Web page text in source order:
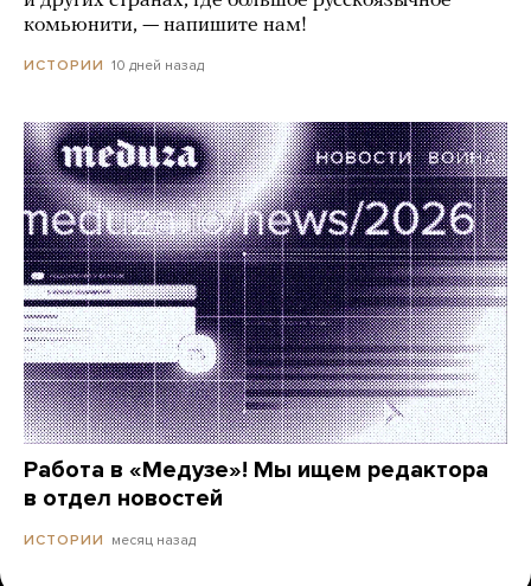
комьюнити, — напишите нам!
ИСТОРИИ 10 дней назад
Работа в «Медузе»! Мы ищем редактора
в отдел новостей
ИСТОРИИ месяц назад